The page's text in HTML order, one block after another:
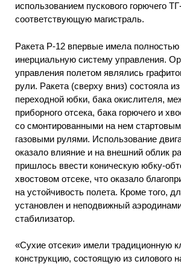
использованием пускового горючего
соответствующую магистраль.
Ракета Р-12 впервые имела
инерциальную систему управления.
управления полетом являлись
рули. Ракета (сверху вниз) состояла
переходной юбки, бака окислителя,
приборного отсека, бака горючего и
со смонтированными на нем
газовыми рулями. Использование
оказало влияние и на внешний облик
пришлось ввести коническую юбку-
хвостовом отсеке, что оказало
на устойчивость полета. Кроме того,
установлен и неподвижный
стабилизатор.
«Сухие отсеки» имели традиционную
конструкцию, состоящую из силового